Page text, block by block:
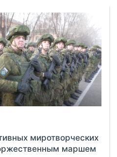
миротворческих
маршем